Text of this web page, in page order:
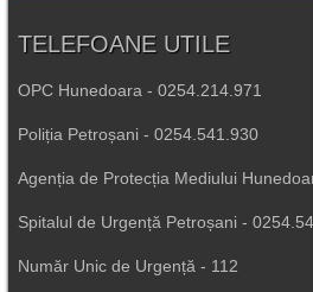
TELEFOANE UTILE
OPC Hunedoara - 0254.214.971
Poliția Petroșani - 0254.541.930
Agenția de Protecția Mediului
Spitalul de Urgență Petroșani -
Număr Unic de Urgență - 112